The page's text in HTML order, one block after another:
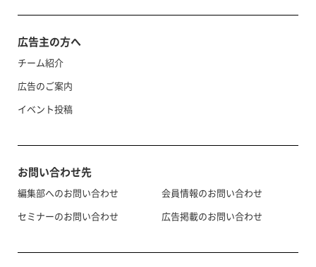
広告主の方へ
チーム紹介
広告のご案内
イベント投稿
お問い合わせ先
編集部へのお問い合わせ
セミナーのお問い合わせ
会員情報のお問い合わせ
広告掲載のお問い合わせ